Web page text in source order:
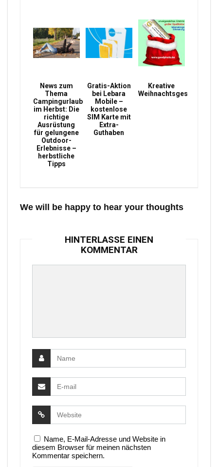
News zum
Thema
Campingurlaub
im Herbst: Die
richtige
Ausrüstung
für gelungene
Outdoor-
Erlebnisse –
herbstliche
Tipps
Gratis-Aktion
bei Lebara
Mobile –
kostenlose
SIM Karte mit
Extra-
Guthaben
Kreative
Weihnachtsgeschenke
We will be happy to hear your thoughts
HINTERLASSE EINEN
KOMMENTAR
Name, E-Mail-Adresse und Website in
diesem Browser für meinen nächsten
Kommentar speichern.